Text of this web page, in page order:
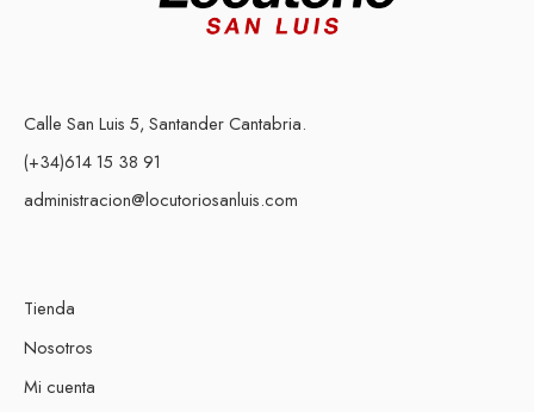
Calle San Luis 5, Santander Cantabria.
(+34)614 15 38 91
administracion@locutoriosanluis.com
Tienda
Nosotros
Mi cuenta